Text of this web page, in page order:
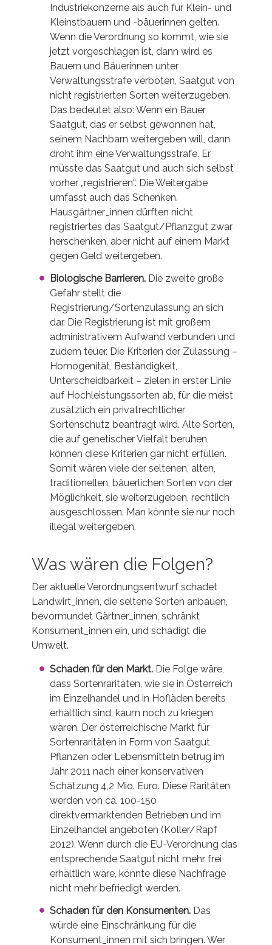
Industriekonzerne als auch für Klein- und
Kleinstbauern und -bäuerinnen gelten.
Wenn die Verordnung so kommt, wie sie
jetzt vorgeschlagen ist, dann wird es
Bauern und Bäuerinnen unter
Verwaltungsstrafe verboten, Saatgut von
nicht registrierten Sorten weiterzugeben.
Das bedeutet also: Wenn ein Bauer
Saatgut, das er selbst gewonnen hat,
seinem Nachbarn weitergeben will, dann
droht ihm eine Verwaltungsstrafe. Er
müsste das Saatgut und auch sich selbst
vorher „registrieren“. Die Weitergabe
umfasst auch das Schenken.
Hausgärtner_innen dürften nicht
registriertes das Saatgut/Pflanzgut zwar
herschenken, aber nicht auf einem Markt
gegen Geld weitergeben.
Biologische Barrieren. Die zweite große
Gefahr stellt die
Registrierung/Sortenzulassung an sich
dar. Die Registrierung ist mit großem
administrativem Aufwand verbunden und
zudem teuer. Die Kriterien der Zulassung –
Homogenität, Beständigkeit,
Unterscheidbarkeit – zielen in erster Linie
auf Hochleistungssorten ab, für die meist
zusätzlich ein privatrechtlicher
Sortenschutz beantragt wird. Alte Sorten,
die auf genetischer Vielfalt beruhen,
können diese Kriterien gar nicht erfüllen.
Somit wären viele der seltenen, alten,
traditionellen, bäuerlichen Sorten von der
Möglichkeit, sie weiterzugeben, rechtlich
ausgeschlossen. Man könnte sie nur noch
illegal weitergeben.
Was wären die Folgen?
Der aktuelle Verordnungsentwurf schadet
Landwirt_innen, die seltene Sorten anbauen,
bevormundet Gärtner_innen, schränkt
Konsument_innen ein, und schädigt die
Umwelt.
Schaden für den Markt. Die Folge wäre,
dass Sortenraritäten, wie sie in Österreich
im Einzelhandel und in Hofläden bereits
erhältlich sind, kaum noch zu kriegen
wären. Der österreichische Markt für
Sortenraritäten in Form von Saatgut,
Pflanzen oder Lebensmitteln betrug im
Jahr 2011 nach einer konservativen
Schätzung 4,2 Mio. Euro. Diese Raritäten
werden von ca. 100-150
direktvermarktenden Betrieben und im
Einzelhandel angeboten (Koller/Rapf
2012). Wenn durch die EU-Verordnung das
entsprechende Saatgut nicht mehr frei
erhältlich wäre, könnte diese Nachfrage
nicht mehr befriedigt werden.
Schaden für den Konsumenten. Das
würde eine Einschränkung für die
Konsument_innen mit sich bringen. Wer